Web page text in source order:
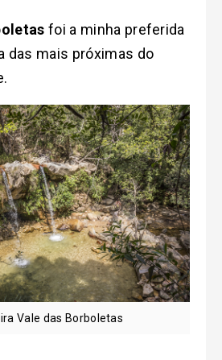
foi a minha preferida
das mais próximas do
Vale das Borboletas